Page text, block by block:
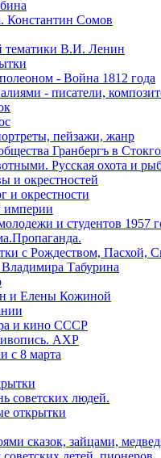
Константин Сомов
тематики В.И. Ленин
- Война 1812 года
- писатели,
пейзажи, жанр
Гранбергъ в
Русская охота и
и окрестностей
и окрестности
империи
и студентов 1957
с Рождеством, Пасхой,
Табурина
и Елены Кожиной
и кино СССР
АХР
с 8 марта
советских людей.
открытки
сказок, зайцами,